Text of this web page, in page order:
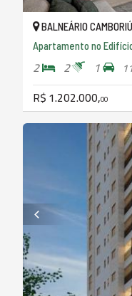
BALNEÁRIO
Apartamento no
2 2 1
R$ 1.202.000,00